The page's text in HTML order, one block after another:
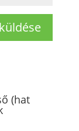
(hat